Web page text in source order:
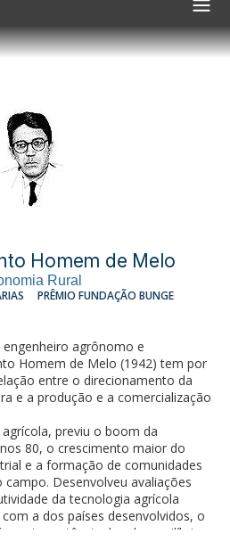
Homem de Melo
Rural
PRÊMIO FUNDAÇÃO BUNGE
agrônomo e
Homem de Melo (1942) tem por
entre o direcionamento da
e a produção e a comercialização
previu o boom da
80, o crescimento maior do
e a formação de comunidades
Desenvolveu avaliações
da tecnologia agrícola
a dos países desenvolvidos, o
e a importância dos desequilíbrios